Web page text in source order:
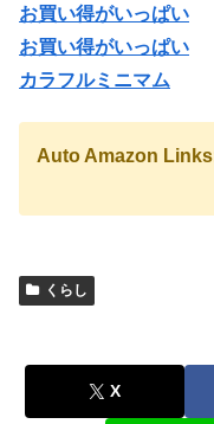
お買い得がいっぱい
お買い得がいっぱい
カラフルミニマム
Auto Amazon Links:
くらし
X